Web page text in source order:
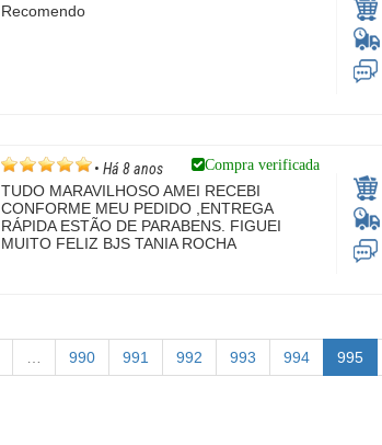
Recomendo
• Há 8 anos Compra verificada
TUDO MARAVILHOSO AMEI RECEBI
CONFORME MEU PEDIDO ,ENTREGA
RÁPIDA ESTÃO DE PARABENS. FIGUEI
MUITO FELIZ BJS TANIA ROCHA
990 991 992 993 994 995